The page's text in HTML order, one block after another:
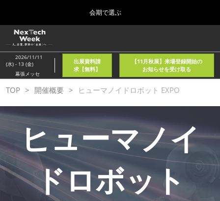
プ
し
て
進
む
to
close
the
menu.
会期で選ぶ
東京国際フォーラム/Tokyo International Forum
2027年04月21日
2026年11月11日
幕張メッセ/Makuhari Messe, Japan
AI・人工知能EXPO NEO
2026年08月05日
東京国際フォーラム/Tokyo International Forum
ー
ナ
ビ
ー
シ
ン
を
折
た
た
2026/11/11
(水) - 13 (金)
幕張メッセ
出展資料請
求【無料】
【11月秋展】来場登録開始の
お知らせを受け取る
TOP 開催概要 ヒューマノイドロボット EXPO
ヒューマノイ
ドロボット